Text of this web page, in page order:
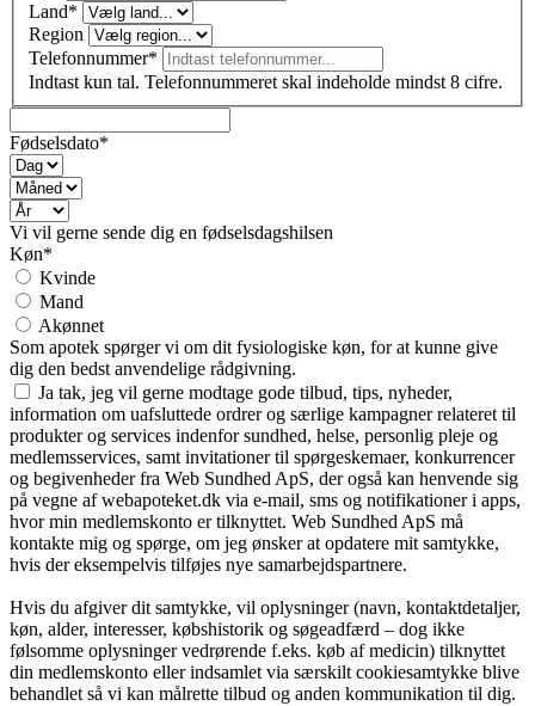
Land*
Region
Telefonnummer*
Indtast kun tal. Telefonnummeret skal indeholde mindst 8 cifre.
Fødselsdato*
Vi vil gerne sende dig en fødselsdagshilsen
Køn*
Kvinde
Mand
Akønnet
Som apotek spørger vi om dit fysiologiske køn, for at kunne give
dig den bedst anvendelige rådgivning.
Ja tak, jeg vil gerne modtage gode tilbud, tips, nyheder,
information om uafsluttede ordrer og særlige kampagner relateret til
produkter og services indenfor sundhed, helse, personlig pleje og
medlemsservices, samt invitationer til spørgeskemaer, konkurrencer
og begivenheder fra Web Sundhed ApS, der også kan henvende sig
på vegne af webapoteket.dk via e-mail, sms og notifikationer i apps,
hvor min medlemskonto er tilknyttet. Web Sundhed ApS må
kontakte mig og spørge, om jeg ønsker at opdatere mit samtykke,
hvis der eksempelvis tilføjes nye samarbejdspartnere.
Hvis du afgiver dit samtykke, vil oplysninger (navn, kontaktdetaljer,
køn, alder, interesser, købshistorik og søgeadfærd – dog ikke
følsomme oplysninger vedrørende f.eks. køb af medicin) tilknyttet
din medlemskonto eller indsamlet via særskilt cookiesamtykke blive
behandlet så vi kan målrette tilbud og anden kommunikation til dig.